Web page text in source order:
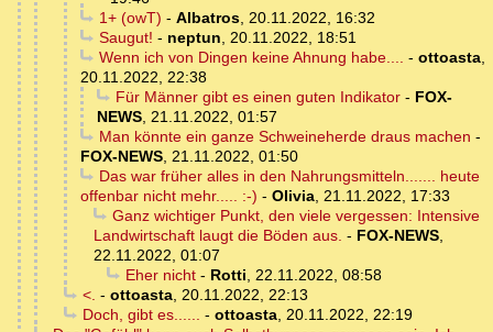
1+ (owT) - Albatros, 20.11.2022, 16:32
Saugut! - neptun, 20.11.2022, 18:51
Wenn ich von Dingen keine Ahnung habe.... - ottoasta,
20.11.2022, 22:38
Für Männer gibt es einen guten Indikator- FOX-
NEWS, 21.11.2022, 01:57
Man könnte ein ganze Schweineherde draus machen -
FOX-NEWS, 21.11.2022, 01:50
Das war früher alles in den Nahrungsmitteln....... heute
offenbar nicht mehr..... :-) - Olivia, 21.11.2022, 17:33
Ganz wichtiger Punkt, den viele vergessen: Intensive
Landwirtschaft laugt die Böden aus. - FOX-NEWS,
22.11.2022, 01:07
Eher nicht- Rotti, 22.11.2022, 08:58
<. - ottoasta, 20.11.2022, 22:13
Doch, gibt es...... - ottoasta, 20.11.2022, 22:19